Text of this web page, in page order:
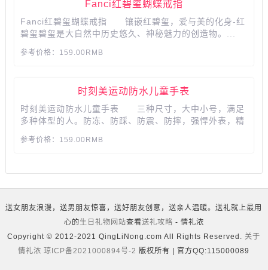
Fanci红碧玺蝴蝶戒指
Fanci红碧玺蝴蝶戒指 镶嵌红碧玺，爱与美的化身-红
碧玺碧玺是大自然中历史悠久、神秘魅力的创造物。...
参考价格：159.00RMB
时刻美运动防水儿童手表
时刻美运动防水儿童手表 三种尺寸，大中小号，满足
多种体型的人。防冻、防踩、防震、防摔，强悍外表，精
参考价格：159.00RMB
送女朋友浪漫，送男朋友惊喜，送好朋友创意，送亲人温暖。送礼就上最用
心的生日礼物网站查看送礼攻略 - 情礼浓
Copyright © 2012-2021 QingLiNong.com All Rights Reserved. 关于
情礼浓 琼ICP备2021000894号-2 版权所有 | 官方QQ:115000089